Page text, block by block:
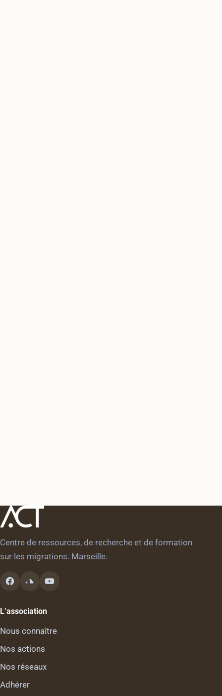
Centre de ressources, de recherche et de formation
sur les migrations. Marseille.
L’association
Nous connaître
Nos actions
Nos réseaux
Adhérer